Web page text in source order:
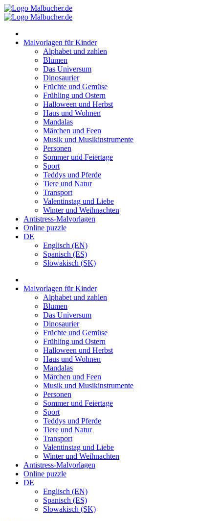
Zum
Inhalt
Malvorlagen für Kinder
Alphabet und zahlen
Blumen
Das Universum
Dinosaurier
Früchte und Gemüse
Frühling und Ostern
Halloween und Herbst
Haus und Wohnen
Mandalas
Märchen und Feen
Musik und Musikinstrumente
Personen
Sommer und Feiertage
Sport
Teddys und Pferde
Tiere und Natur
Transport
Valentinstag und Liebe
Winter und Weihnachten
Antistress-Malvorlagen
Online puzzle
DE
Englisch (EN)
Spanisch (ES)
Slowakisch (SK)
Malvorlagen für Kinder
Alphabet und zahlen
Blumen
Das Universum
Dinosaurier
Früchte und Gemüse
Frühling und Ostern
Halloween und Herbst
Haus und Wohnen
Mandalas
Märchen und Feen
Musik und Musikinstrumente
Personen
Sommer und Feiertage
Sport
Teddys und Pferde
Tiere und Natur
Transport
Valentinstag und Liebe
Winter und Weihnachten
Antistress-Malvorlagen
Online puzzle
DE
Englisch (EN)
Spanisch (ES)
Slowakisch (SK)